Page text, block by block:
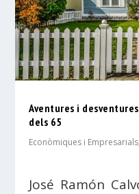
Aventures i
dels 65
Econòmiques i Empresarials
José Ramón